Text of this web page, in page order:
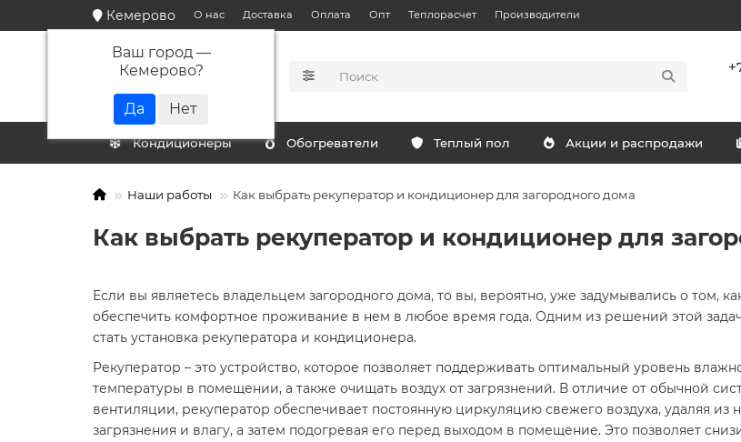
Кемерово
Ваш город —
Кемерово?
О нас Доставка Оплата Опт Теплорасчет Производители
КАТАЛОГ
Кондиционеры Обогреватели Теплый пол Акции и распродажи
Наши работы Как выбрать рекуператор и кондиционер для загородного дома
Как выбрать рекуператор и кондиционер для
Если вы являетесь владельцем загородного дома, то вы, вероятно, уже задумывались о том,
обеспечить комфортное проживание в нем в любое время года. Одним из решений этой
стать установка рекуператора и кондиционера.
Рекуператор – это устройство, которое позволяет поддерживать оптимальный уровень
температуры в помещении, а также очищать воздух от загрязнений. В отличие от обычной
вентиляции, рекуператор обеспечивает постоянную циркуляцию свежего воздуха, удаляя из
загрязнения и влагу, а затем подогревая его перед выходом в помещение. Это позволяет